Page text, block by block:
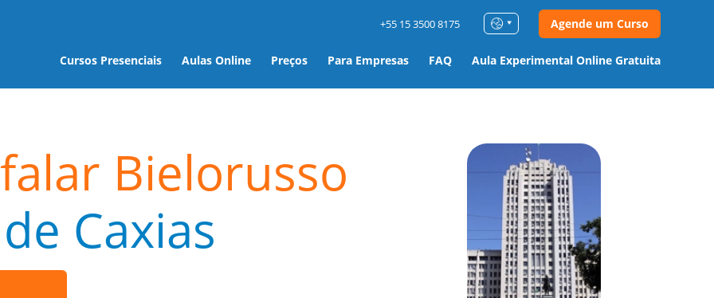
Cursos Presenciais Aulas Online Preços Para Empresas FAQ Aula Experimental Online Gratuita
+55 15 3500 8175 Agende um Curso
Bielorusso
Caxias